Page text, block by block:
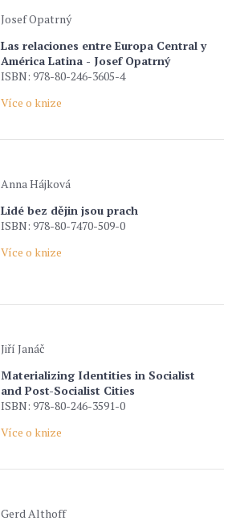
Josef Opatrný
Las relaciones entre Europa Central y
América Latina - Josef Opatrný
ISBN: 978-80-246-3605-4
Více o knize
Anna Hájková
Lidé bez dějin jsou prach
ISBN: 978-80-7470-509-0
Více o knize
Jiří Janáč
Materializing Identities in Socialist
and Post-Socialist Cities
ISBN: 978-80-246-3591-0
Více o knize
Gerd Althoff